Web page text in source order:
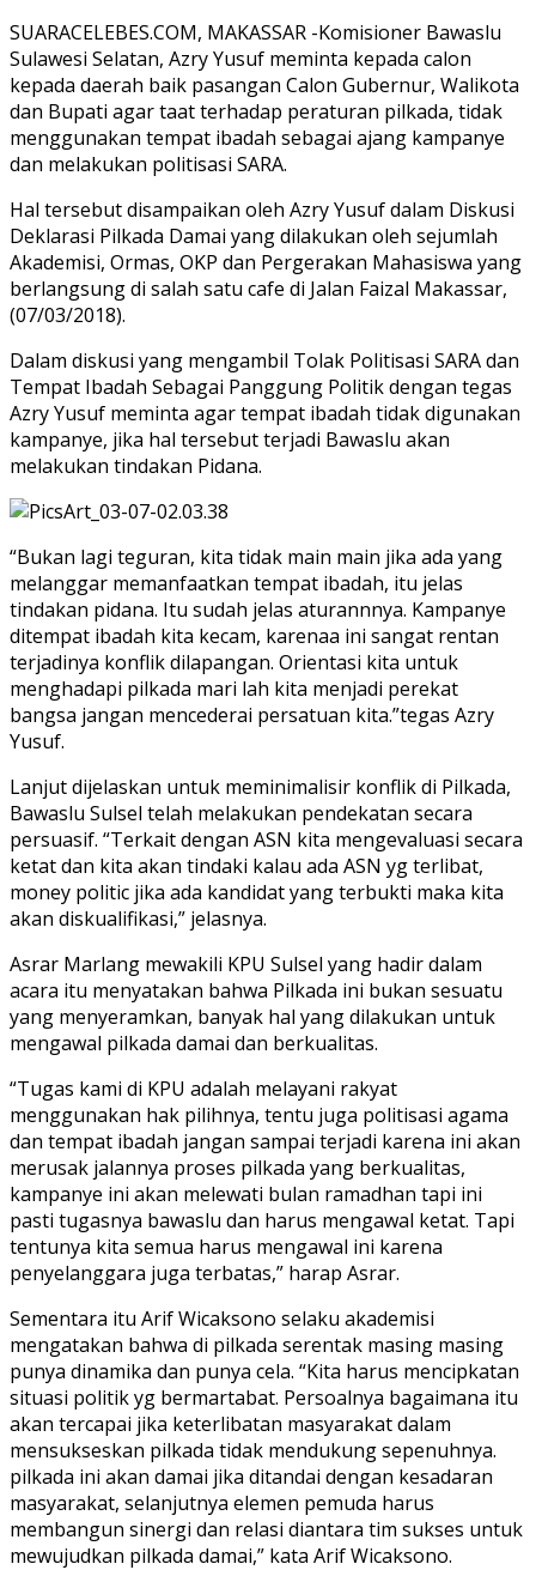
SUARACELEBES.COM, MAKASSAR -Komisioner Bawaslu
Sulawesi Selatan, Azry Yusuf meminta kepada calon
kepada daerah baik pasangan Calon Gubernur, Walikota
dan Bupati agar taat terhadap peraturan pilkada, tidak
menggunakan tempat ibadah sebagai ajang kampanye
dan melakukan politisasi SARA.
Hal tersebut disampaikan oleh Azry Yusuf dalam Diskusi
Deklarasi Pilkada Damai yang dilakukan oleh sejumlah
Akademisi, Ormas, OKP dan Pergerakan Mahasiswa yang
berlangsung di salah satu cafe di Jalan Faizal Makassar,
(07/03/2018).
Dalam diskusi yang mengambil Tolak Politisasi SARA dan
Tempat Ibadah Sebagai Panggung Politik dengan tegas
Azry Yusuf meminta agar tempat ibadah tidak digunakan
kampanye, jika hal tersebut terjadi Bawaslu akan
melakukan tindakan Pidana.
“Bukan lagi teguran, kita tidak main main jika ada yang
melanggar memanfaatkan tempat ibadah, itu jelas
tindakan pidana. Itu sudah jelas aturannnya. Kampanye
ditempat ibadah kita kecam, karenaa ini sangat rentan
terjadinya konflik dilapangan. Orientasi kita untuk
menghadapi pilkada mari lah kita menjadi perekat
bangsa jangan mencederai persatuan kita.”tegas Azry
Yusuf.
Lanjut dijelaskan untuk meminimalisir konflik di Pilkada,
Bawaslu Sulsel telah melakukan pendekatan secara
persuasif. “Terkait dengan ASN kita mengevaluasi secara
ketat dan kita akan tindaki kalau ada ASN yg terlibat,
money politic jika ada kandidat yang terbukti maka kita
akan diskualifikasi,” jelasnya.
Asrar Marlang mewakili KPU Sulsel yang hadir dalam
acara itu menyatakan bahwa Pilkada ini bukan sesuatu
yang menyeramkan, banyak hal yang dilakukan untuk
mengawal pilkada damai dan berkualitas.
“Tugas kami di KPU adalah melayani rakyat
menggunakan hak pilihnya, tentu juga politisasi agama
dan tempat ibadah jangan sampai terjadi karena ini akan
merusak jalannya proses pilkada yang berkualitas,
kampanye ini akan melewati bulan ramadhan tapi ini
pasti tugasnya bawaslu dan harus mengawal ketat. Tapi
tentunya kita semua harus mengawal ini karena
penyelanggara juga terbatas,” harap Asrar.
Sementara itu Arif Wicaksono selaku akademisi
mengatakan bahwa di pilkada serentak masing masing
punya dinamika dan punya cela. “Kita harus mencipkatan
situasi politik yg bermartabat. Persoalnya bagaimana itu
akan tercapai jika keterlibatan masyarakat dalam
mensukseskan pilkada tidak mendukung sepenuhnya.
pilkada ini akan damai jika ditandai dengan kesadaran
masyarakat, selanjutnya elemen pemuda harus
membangun sinergi dan relasi diantara tim sukses untuk
mewujudkan pilkada damai,” kata Arif Wicaksono.